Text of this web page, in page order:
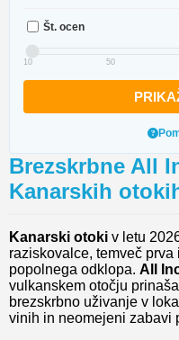
Št. ocen
10 50
Brezskrbne All
Kanarskih
Kanarski otoki v letu
raziskovalce, temveč
popolnega odklopa. All
vulkanskem otočju
brezskrbno uživanje v
vinih in neomejeni zabavi